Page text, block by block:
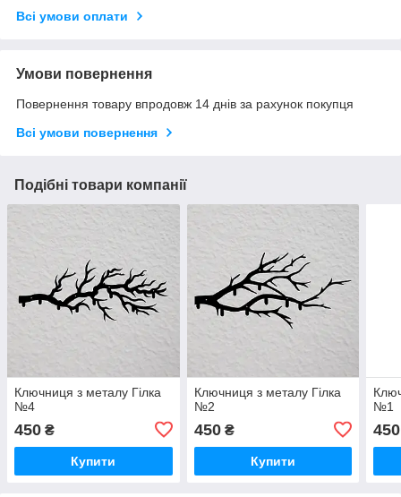
Всі умови оплати
Умови повернення
Повернення товару впродовж 14 днів за рахунок покупця
Всі умови повернення
Подібні товари компанії
Ключниця з металу Гілка
№4
450 ₴
Купити
Ключниця з металу Гілка
№2
450₴
Купити
№1
450